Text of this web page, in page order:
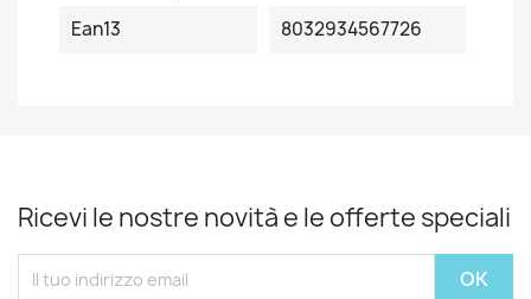
Ean13
8032934567726
Ricevi le nostre novità e le offerte speciali